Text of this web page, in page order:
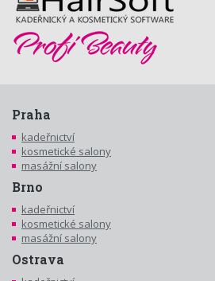
Praha
kadeřnictví
kosmetické salony
masážní salony
Brno
kadeřnictví
kosmetické salony
masážní salony
Ostrava